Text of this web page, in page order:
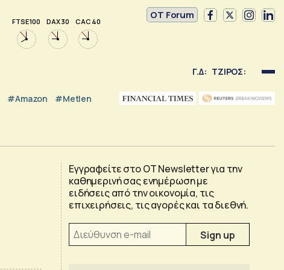
FTSE 100 DAX 30 CAC 40
OT Forum
Γ.Δ: ΤΖΙΡΟΣ:
#Amazon #Metlen
Εγγραφείτε στο OT Newsletter για την
καθημερινή σας ενημέρωση με
ειδήσεις από την οικονομία, τις
επιχειρήσεις, τις αγορές και τα διεθνή.